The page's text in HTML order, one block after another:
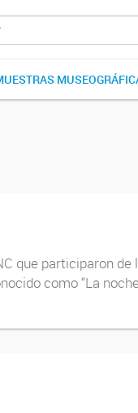
que participaron de
como “La